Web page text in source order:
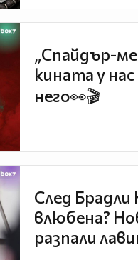
„Спайдър-
кината у
него👀🎬
След
влюбена?
разпали